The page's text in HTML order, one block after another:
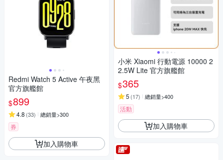
Redmi Watch 5 Active 午夜黑
官方旗艦館
$899
4.8 (33) 總銷量>300
券
加入購物車
小米 Xiaomi 行動電源 10000 2
2.5W Lite 官方旗艦館
$365
5 (17) 總銷量>400
活動
加入購物車